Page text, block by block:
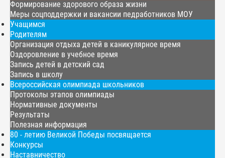
Формирование здорового образа жизни
Меры соцподдержки и вакансии педработников МОУ
Учащимся
Родителям
Организация отдыха детей в каникулярное время
Оздоровление в учебное время
Запись детей в детский сад
Запись в школу
Всероссийская олимпиада школьников
Протоколы этапов олимпиады
Нормативные документы
Результаты
Полезная информация
80 - летию Великой Победы посвящается
Конкурсы
Наставничество